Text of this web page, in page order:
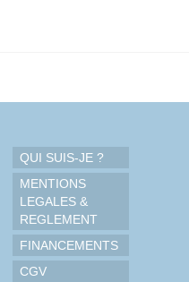
QUI SUIS-JE ?
MENTIONS
LEGALES &
REGLEMENT
FINANCEMENTS
CGV